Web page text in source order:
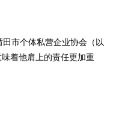
市个体私营企业协会（以
着他肩上的责任更加重